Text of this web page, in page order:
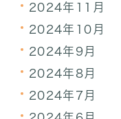
2024年11月
2024年10月
2024年9月
2024年8月
2024年7月